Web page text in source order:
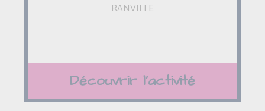
RANVILLE
Découvrir l'activité